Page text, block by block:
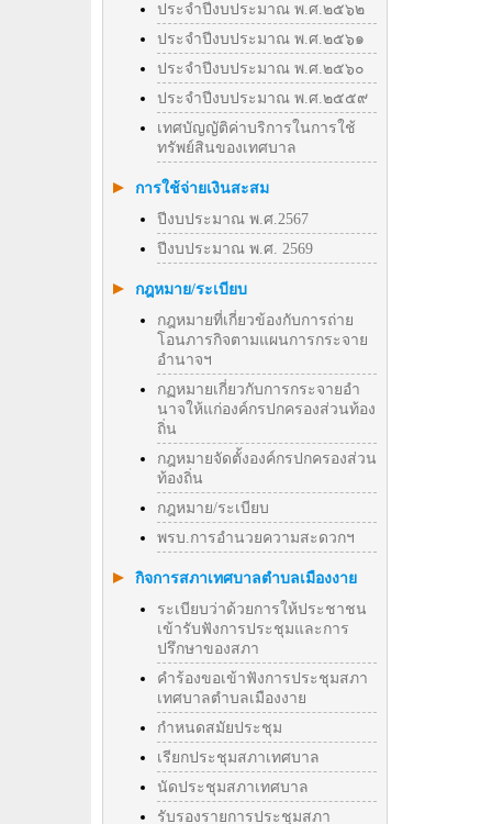
ประจำปีงบประมาณ พ.ศ.๒๕๖๒
ประจำปีงบประมาณ พ.ศ.๒๕๖๑
ประจำปีงบประมาณ พ.ศ.๒๕๖๐
ประจำปีงบประมาณ พ.ศ.๒๕๕๙
เทศบัญญัติค่าบริการในการใช้
ทรัพย์สินของเทศบาล
การใช้จ่ายเงินสะสม
ปีงบประมาณ พ.ศ.2567
ปีงบประมาณ พ.ศ. 2569
กฎหมาย/ระเบียบ
กฎหมายที่เกี่ยวข้องกับการถ่าย
โอนภารกิจตามแผนการกระจาย
อำนาจฯ
กฏหมายเกี่ยวกับการกระจายอำ
นาจให้แก่องค์กรปกครองส่วนท้อง
ถิ่น
กฎหมายจัดตั้งองค์กรปกครองส่วน
ท้องถิ่น
กฎหมาย/ระเบียบ
พรบ.การอำนวยความสะดวกฯ
กิจการสภาเทศบาลตำบลเมืองงาย
ระเบียบว่าด้วยการให้ประชาชน
เข้ารับฟังการประชุมและการ
ปรึกษาของสภา
คำร้องขอเข้าฟังการประชุมสภา
เทศบาลตำบลเมืองงาย
กำหนดสมัยประชุม
เรียกประชุมสภาเทศบาล
นัดประชุมสภาเทศบาล
รับรองรายการประชุมสภา